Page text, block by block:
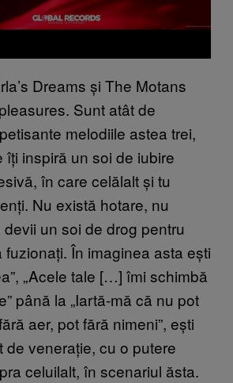
Dreams și The Motans
Sunt atât de
melodiile astea trei,
îți inspiră un soi de iubire
în care celălalt și tu
Nu există hotare, nu
un soi de drog pentru
În imaginea asta ești
„Acele tale […] îmi schimbă
până la „Iartă-mă că nu pot
aer, pot fără nimeni”, ești
de venerație, cu o putere
celuilalt, în scenariul ăsta.